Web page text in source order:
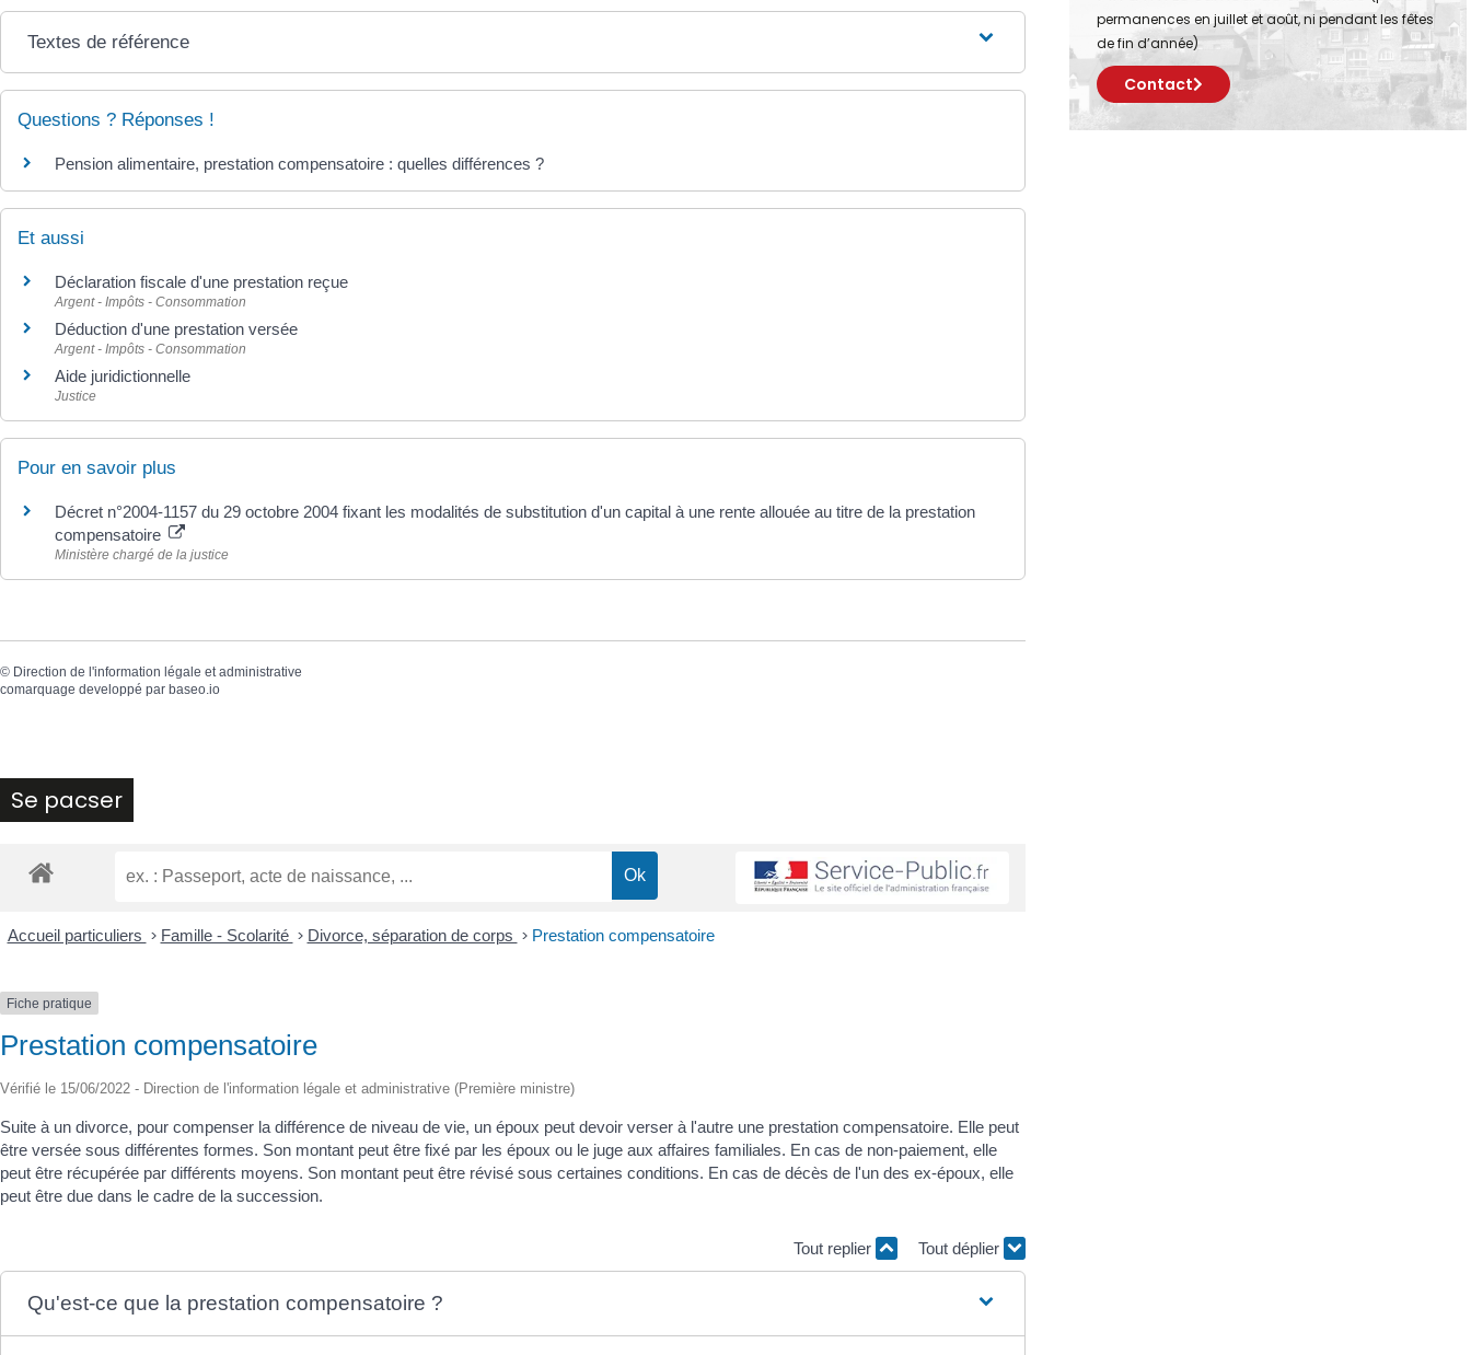
Textes de référence
Questions ? Réponses !
Pension alimentaire, prestation compensatoire : quelles différences ?
Et aussi
Déclaration fiscale d'une prestation reçue
Argent - Impôts - Consommation
Déduction d'une prestation versée
Argent - Impôts - Consommation
Aide juridictionnelle
Justice
Pour en savoir plus
Décret n°2004-1157 du 29 octobre 2004 fixant les modalités de substitution d'un capital à une rente allouée au titre de la prestation
compensatoire
Ministère chargé de la justice
© Direction de l'information légale et administrative
comarquage developpé par baseo.io
Se pacser
Accueil particuliers > Famille - Scolarité > Divorce, séparation de corps > Prestation compensatoire
Fiche pratique
Prestation compensatoire
Vérifié le 15/06/2022 - Direction de l'information légale et administrative (Première ministre)
Suite à un divorce, pour compenser la différence de niveau de vie, un époux peut devoir verser à l'autre une prestation compensatoire. Elle peut
être versée sous différentes formes. Son montant peut être fixé par les époux ou le juge aux affaires familiales. En cas de non-paiement, elle
peut être récupérée par différents moyens. Son montant peut être révisé sous certaines conditions. En cas de décès de l'un des ex-époux, elle
peut être due dans le cadre de la succession.
Tout replier Tout déplier
Qu'est-ce que la prestation compensatoire ?
permanences en juillet et août, ni pendant les fêtes
de fin d’année)
Contact